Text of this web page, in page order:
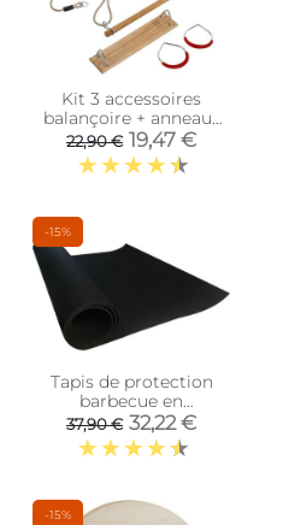
Kit 3 accessoires
balançoire + anneaux
de gym + trapèze
22,90 € 19,47 €
-15%
Tapis de protection
barbecue en
caoutchouc recyclé
(150x90 cm)
37,90 € 32,22 €
-15%